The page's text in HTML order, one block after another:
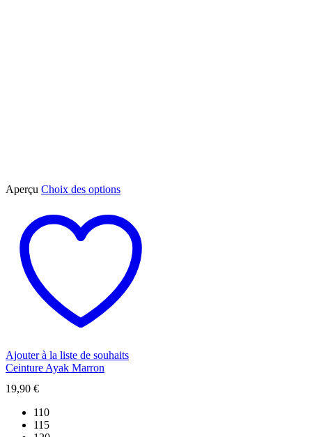
Aperçu Choix des optionsCe
a
plusieurs
variations.
Les
options
peuvent
être
choisies
du
produit
Ajouter à la liste de souhaits
Ceinture Ayak Marron
19,90 €
110
115